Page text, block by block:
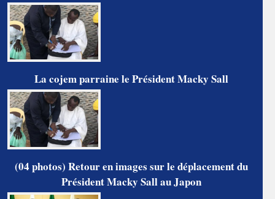
La cojem parraine le Président Macky Sall
(04 photos) Retour en images sur le déplacement du
Président Macky Sall au Japon